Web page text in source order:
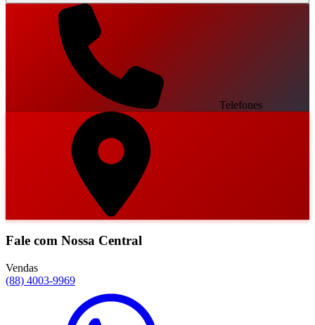
Telefones
Fale com Nossa Central
Vendas
(88) 4003-9969